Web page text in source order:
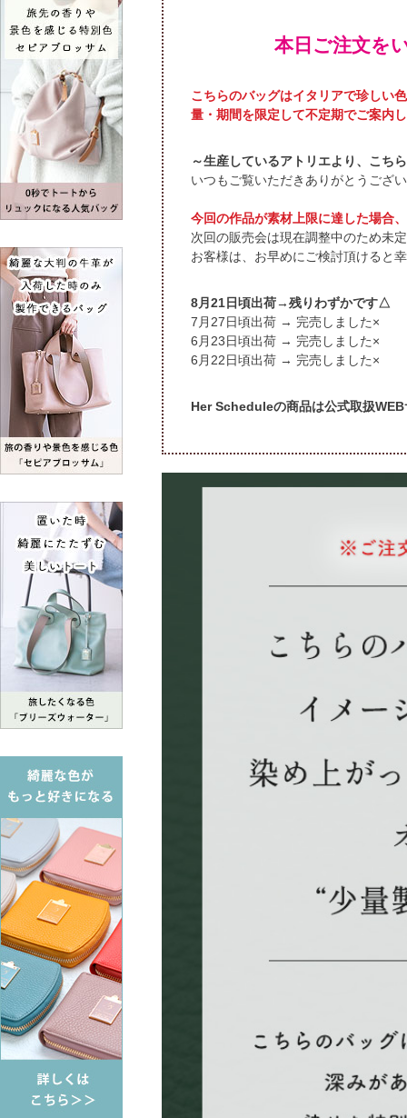
本日ご注文を
こちらのバッグはイタリアで珍しい
量・期間を限定して不定期でご案内
～生産しているアトリエより、こち
いつもご覧いただきありがとうござ
今回の作品が素材上限に達した場合
次回の販売会は現在調整中のため未
お客様は、お早めにご検討頂けると
8月21日頃出荷→残りわずかです△
7月27日頃出荷 → 完売しました×
6月23日頃出荷 → 完売しました×
6月22日頃出荷 → 完売しました×
Her Scheduleの商品は公式取扱